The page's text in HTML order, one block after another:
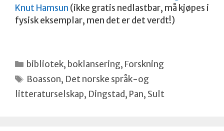
Knut Hamsun (ikke gratis nedlastbar, må kjøpes i
fysisk eksemplar, men det er det verdt!)
Kategorier
bibliotek, boklansering, Forskning
Stikkord
Boasson, Det norske språk-og
litteraturselskap, Dingstad, Pan, Sult